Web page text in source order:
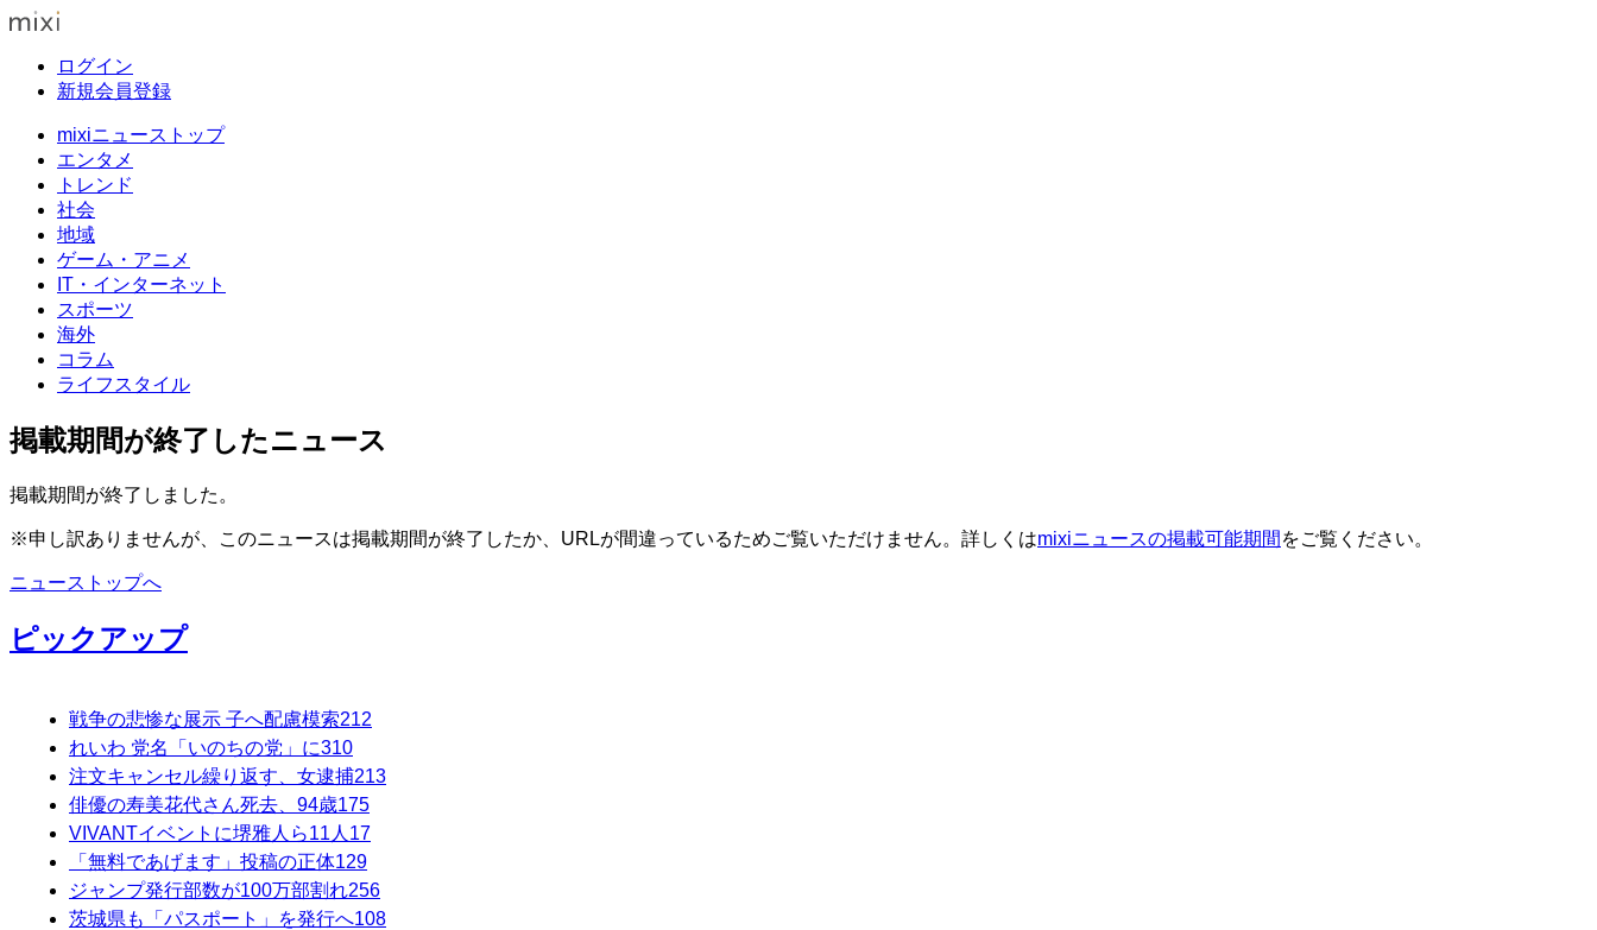
ログイン
新規会員登録
mixiニューストップ
エンタメ
トレンド
社会
地域
ゲーム・アニメ
IT・インターネット
スポーツ
海外
コラム
ライフスタイル
掲載期間が終了したニュース
掲載期間が終了しました。
※申し訳ありませんが、このニュースは掲載期間が終了したか、URLが間違っているためご覧いただけません。詳しくはmixiニュースの掲載可能期間 をご覧ください。
ニューストップへ
ピックアップ
戦争の悲惨な展示 子へ配慮模索212
れいわ 党名「いのちの党」に310
注文キャンセル繰り返す、女逮捕213
俳優の寿美花代さん死去、94歳175
VIVANTイベントに堺雅人ら11人 17
「無料であげます」投稿の正体129
ジャンプ発行部数が100万部割れ256
茨城県も「パスポート」を発行へ108